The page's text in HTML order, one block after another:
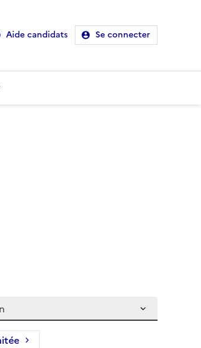
Aide candidats Se connecter